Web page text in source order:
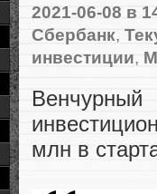
2021-06-08 в
Сбербанк,
инвестиции,
млн в